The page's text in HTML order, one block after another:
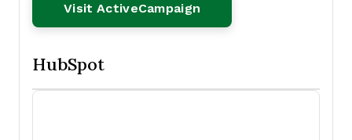
Visit ActiveCampaign
HubSpot